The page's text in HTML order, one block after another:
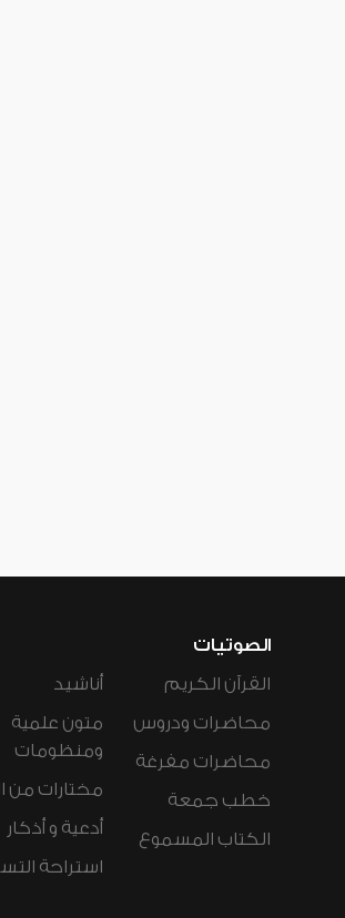
الصوتيات
القرآن الكريم
محاضرات ودروس
محاضرات مفرغة
خطب جمعة
الكتاب المسموع
أناشيد
متون علمية
ومنظومات
مختارات من
أدعية و أذكار
استراحة